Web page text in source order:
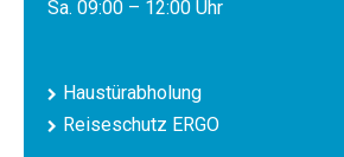
Sa. 09:00 – 12:00 Uhr
Haustürabholung
Reiseschutz ERGO